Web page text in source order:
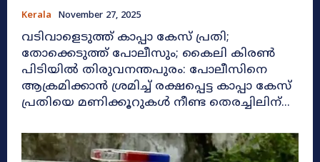
Kerala November 27, 2025
വടിവാളെടുത്ത് കാപ്പാ കേസ് പ്രതി;
തോക്കെടുത്ത് പോലീസും; കൈലി കിരൺ
പിടിയിൽ തിരുവനന്തപുരം: പോലീസിനെ
ആക്രമിക്കാൻ ശ്രമിച്ച് രക്ഷപ്പെട്ട കാപ്പാ കേസ്
പ്രതിയെ മണിക്കൂറുകൾ നീണ്ട തെരച്ചിലിന്...